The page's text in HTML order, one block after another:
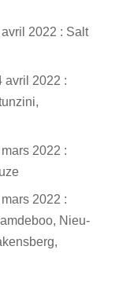
2022 : Salt
avril 2022 :
2022 :
2022 :
Nieu-